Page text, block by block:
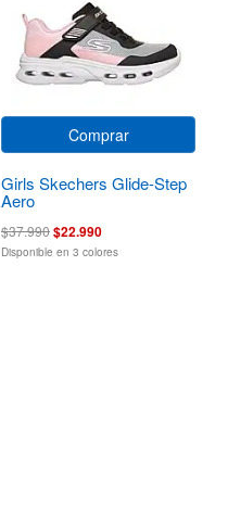
Comprar
Girls Skechers Glide-Step
Aero
$37.990$22.990
Disponible en 3 colores